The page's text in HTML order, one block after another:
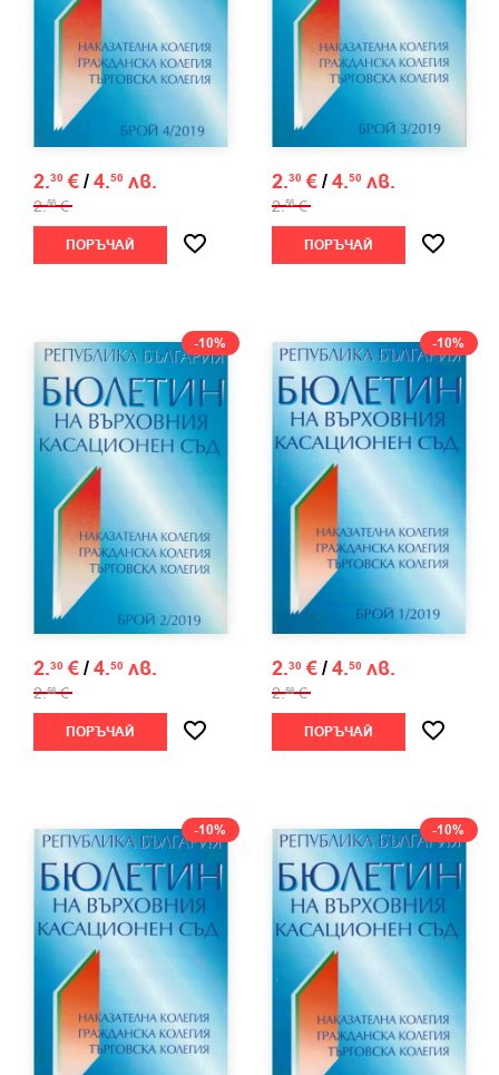
2.30 €/4.50 лв.
2.56 €
ПОРЪЧАЙ
2.30 €/4.50 лв.
2.56 €
ПОРЪЧАЙ
-10%
2.30 €/4.50 лв.
2.56 €
ПОРЪЧАЙ
-10%
2.30 €/4.50 лв.
2.56 €
ПОРЪЧАЙ
-10% -10%